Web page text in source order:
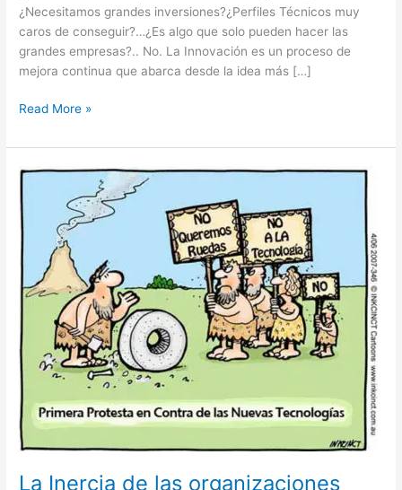
¿Necesitamos grandes inversiones?¿Perfiles Técnicos muy
caros de conseguir?…¿Es algo que solo pueden hacer las
grandes empresas?.. No. La Innovación es un proceso de
mejora continua que abarca desde la idea más […]
Read More »
La Inercia de las organizaciones
La
de
las
organizaciones
frente
al
cambio:
el
ojo
no
verse
a
si
mismo.